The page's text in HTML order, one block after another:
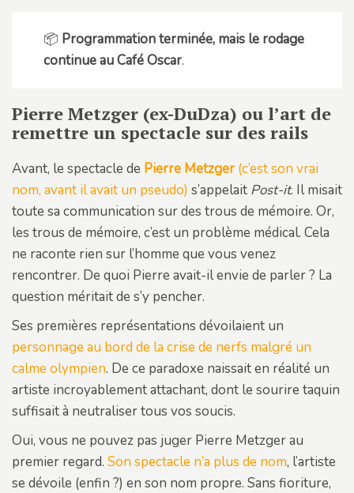
📦 Programmation terminée, mais le rodage
continue au Café Oscar.
Pierre Metzger (ex-DuDza) ou l’art de
remettre un spectacle sur des rails
Avant, le spectacle de Pierre Metzger (c’est son vrai
nom, avant il avait un pseudo) s’appelait Post-it. Il misait
toute sa communication sur des trous de mémoire. Or,
les trous de mémoire, c’est un problème médical. Cela
ne raconte rien sur l’homme que vous venez
rencontrer. De quoi Pierre avait-il envie de parler ? La
question méritait de s’y pencher.
Ses premières représentations dévoilaient un
personnage au bord de la crise de nerfs malgré un
calme olympien. De ce paradoxe naissait en réalité un
artiste incroyablement attachant, dont le sourire taquin
suffisait à neutraliser tous vos soucis.
Oui, vous ne pouvez pas juger Pierre Metzger au
premier regard. Son spectacle n’a plus de nom, l’artiste
se dévoile (enfin ?) en son nom propre. Sans fioriture,